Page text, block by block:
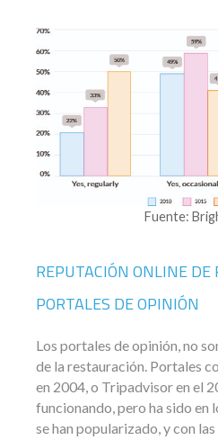
Fuente:
REPUTACIÓN ONLINE DE
PORTALES DE OPINIÓN
Los portales de opinión, no
de la restauración. Portales
en 2004, o Tripadvisor en el
funcionando, pero ha sido en
se han popularizado, y con